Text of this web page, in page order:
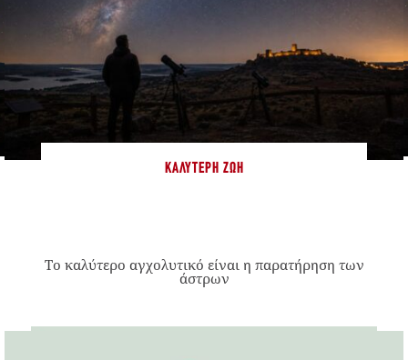
ΚΑΛΎΤΕΡΗ ΖΩΉ
Το καλύτερο αγχολυτικό είναι η παρατήρηση των
άστρων